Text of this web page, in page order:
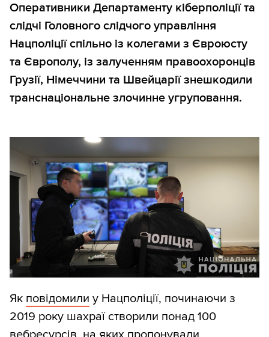
Оперативники Департаменту кіберполіції та
слідчі Головного слідчого управління
Нацполіції спільно із колегами з Євроюсту
та Європолу, із залученням правоохоронців
Грузії, Німеччини та Швейцарії знешкодили
транснаціональне злочинне угруповання.
Як повідомили у Нацполіції, починаючи з
2019 року шахраї створили понад 100